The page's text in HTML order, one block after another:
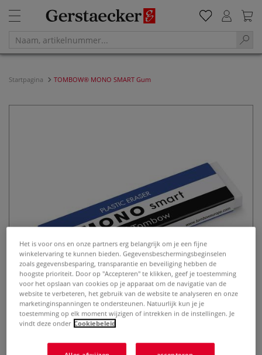
Startpagina TOMBOW® MONO SMART Gum
Het is voor ons en onze partners erg belangrijk om je een fijne
winkelervaring te kunnen bieden. Gegevensbeschermingsbeginselen
zoals gegevensbesparing, transparantie en beveiliging hebben de
hoogste prioriteit. Door op "Accepteren" te klikken, geef je toestemming
voor het opslaan van cookies op je apparaat om de navigatie van de
website te verbeteren, het gebruik van de website te analyseren en onze
marketinginspanningen te ondersteunen. Natuurlijk kun je je
toestemming op elk moment wijzigen of intrekken in de instellingen. Je
vindt deze onder Cookiebeleid